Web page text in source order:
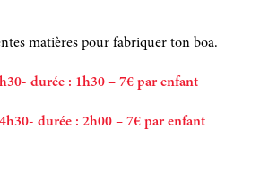
matières pour fabriquer ton boa.
durée : 1h30 – 7€ par enfant
durée : 2h00 – 7€ par enfant